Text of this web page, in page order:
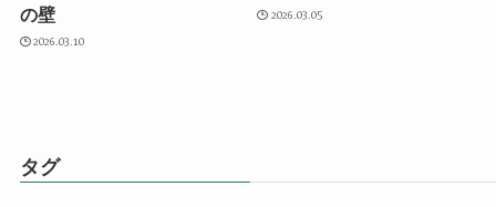
の壁
2026.03.10
2026.03.05
タグ